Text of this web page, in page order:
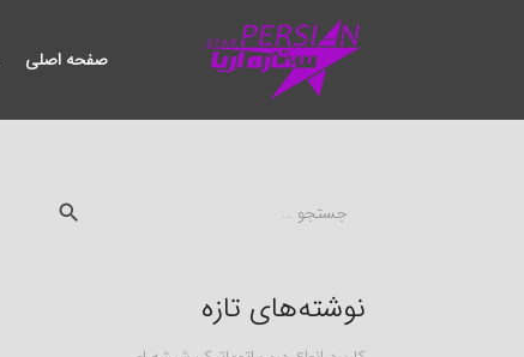
صفحه اصلی
برای:
نوشته‌های تازه